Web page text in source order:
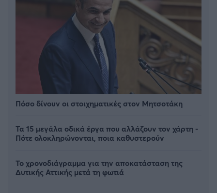
Πόσο δίνουν οι στοιχηματικές στον Μητσοτάκη
Τα 15 μεγάλα οδικά έργα που αλλάζουν τον χάρτη -
Πότε ολοκληρώνονται, ποια καθυστερούν
Το χρονοδιάγραμμα για την αποκατάσταση της
Δυτικής Αττικής μετά τη φωτιά